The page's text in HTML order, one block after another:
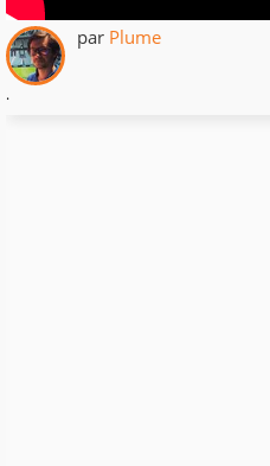
par Plume
.